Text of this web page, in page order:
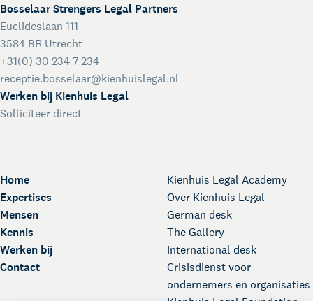
Legal support voor internationale organisaties
Crisisdienst voor ondernemers en organisaties
Voor juridisch advies met spoed buiten kantooruren
Kienhuis Legal Foundation
Talentondersteuning
Home
Expertises
Mensen
Kennis
Werken bij
Contact
Kienhuis Legal Academy
Over Kienhuis Legal
German desk
The Gallery
International desk
Crisisdienst voor
ondernemers en organisaties
Bosselaar Strengers Legal Partners
Euclideslaan 111
3584 BR Utrecht
+31(0) 30 234 7 234
receptie.bosselaar@kienhuislegal.nl
Werken bij Kienhuis Legal
Solliciteer direct